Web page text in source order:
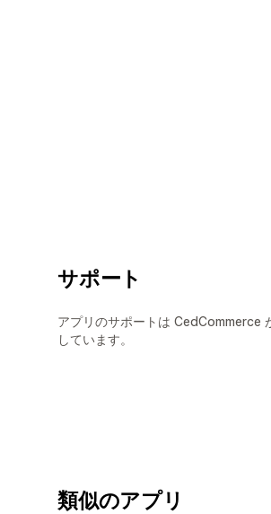
サポート
アプリのサポートは CedCommerce
しています。
類似のアプリ